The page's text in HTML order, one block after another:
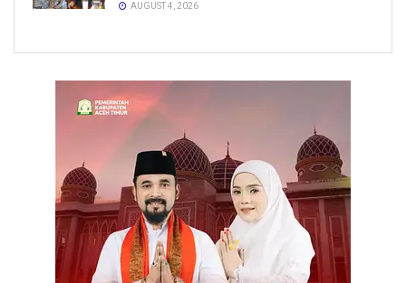
AUGUST 4, 2026